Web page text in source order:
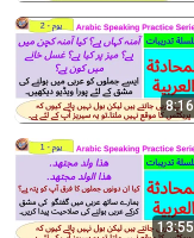
8:16
13:55